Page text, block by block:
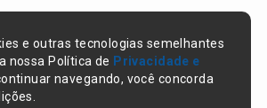
e outras tecnologias semelhantes
nossa Política de Privacidade e
navegando, você concorda